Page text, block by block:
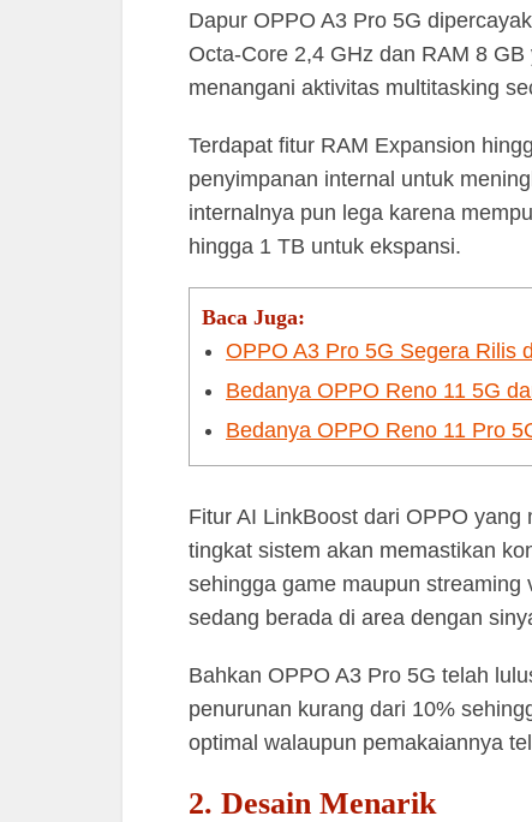
Dapur OPPO A3 Pro 5G
Octa-Core 2,4 GHz dan RAM 8
menangani aktivitas multitasking
Terdapat fitur RAM Expansion
penyimpanan internal untuk
internalnya pun lega karena
hingga 1 TB untuk ekspansi.
Baca Juga:
OPPO A3 Pro 5G Segera Rilis
Bedanya OPPO Reno 11 5G
Bedanya OPPO Reno 11 Pro
Fitur AI LinkBoost dari OPPO
tingkat sistem akan memastikan
sehingga game maupun
sedang berada di area dengan
Bahkan OPPO A3 Pro 5G telah
penurunan kurang dari 10%
optimal walaupun pemakaiannya
2. Desain Menarik